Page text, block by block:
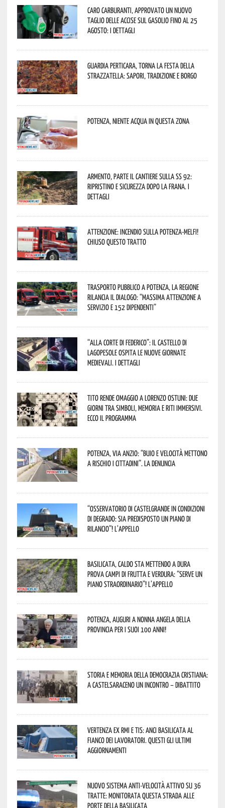
Caro carburanti, approvato un nuovo
taglio delle accise sul gasolio fino al 25
agosto: i dettagli
Guardia Perticara, torna la Festa della
Strazzatella: sapori, tradizione e borgo
Potenza, niente acqua in questa zona
Armento, parte il cantiere sulla SS 92:
ripristino e sicurezza dopo la frana. I
dettagli
Attenzione: incendio sulla Potenza-Melfi!
Chiuso questo tratto
Trasporto pubblico a Potenza, la Regione
rilancia il dialogo: “Massima attenzione a
servizio e 152 dipendenti”
“Alla corte di Federico”: il Castello di
Lagopesole ospita le nuove Giornate
Medievali. I dettagli
Tito rende omaggio a Lorenzo Ostuni: due
giorni tra simboli, memoria e riti immersivi.
Ecco il programma
Potenza, Via Anzio: “Buio e velocità mettono
a rischio i cittadini”. La denuncia
“Osservatorio di Castelgrande in condizioni
di degrado: sia predisposto un piano di
rilancio”! L’appello
Basilicata, caldo sta mettendo a dura
prova campi di frutta e verdura: “Serve un
piano straordinario”! L’appello
Potenza, auguri a nonna Angela della
provincia per i suoi 100 anni!
Storia e memoria della Democrazia Cristiana:
a Castelsaraceno un incontro – dibattito
Vertenza ex RMI e TIS: ANCI Basilicata al
fianco dei lavoratori. Questi gli ultimi
aggiornamenti
Nuovo sistema anti-velocità attivo su 36
tratte: monitorata questa strada alle
porte della Basilicata